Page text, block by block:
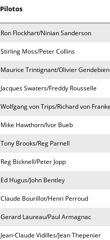
Pilotos
Ron Flockhart/Ninian Sanderson
Stirling Moss/Peter Collins
Maurice Trintignant/Olivier Gendebien
Jacques Swaters/Freddy Rousselle
Wolfgang von Trips/Richard von
Mike Hawthorn/Ivor Bueb
Tony Brooks/Reg Parnell
Reg Bicknell/Peter Jopp
Ed Hugus/John Bentley
Claude Bourillot/Henri Perroud
Gerard Laureau/Paul Armagnac
Jean-Claude Vidilles/Jean Thepenier